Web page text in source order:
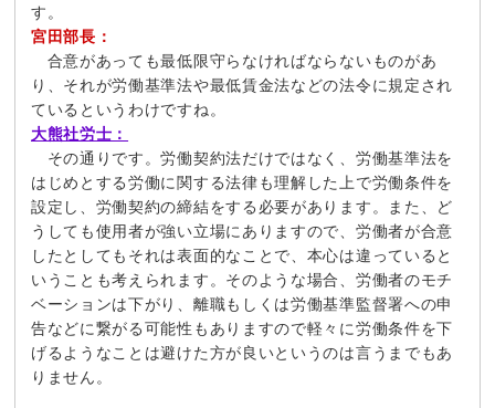
す。
宮田部長：
合意があっても最低限守らなければならないものがあ
り、それが労働基準法や最低賃金法などの法令に規定され
ているというわけですね。
大熊社労士：
その通りです。労働契約法だけではなく、労働基準法を
はじめとする労働に関する法律も理解した上で労働条件を
設定し、労働契約の締結をする必要があります。また、ど
うしても使用者が強い立場にありますので、労働者が合意
したとしてもそれは表面的なことで、本心は違っていると
いうことも考えられます。そのような場合、労働者のモチ
ベーションは下がり、離職もしくは労働基準監督署への申
告などに繋がる可能性もありますので軽々に労働条件を下
げるようなことは避けた方が良いというのは言うまでもあ
りません。